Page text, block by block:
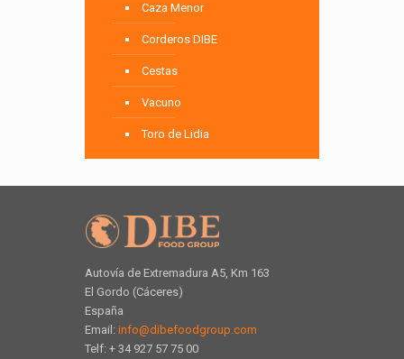
Caza Menor
Corderos DIBE
Cestas
Vacuno
Toro de Lidia
Autovía de Extremadura A5, Km 163
El Gordo (Cáceres)
España
Email: info@dibefoodgroup.com
Telf: + 34 927 57 75 00